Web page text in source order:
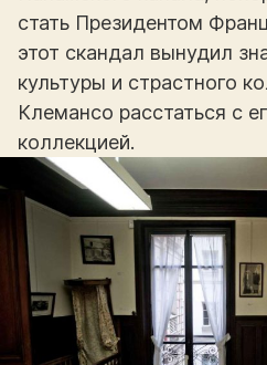
стать Президентом
этот скандал вынудил
культуры и страстного
Клемансо расстаться с
коллекцией.